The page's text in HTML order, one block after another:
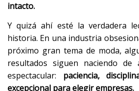
intacto.
Y quizá ahí esté la verdadera
historia. En una industria
próximo gran tema de moda,
resultados siguen naciendo de
espectacular: paciencia,
excepcional para elegir empresas.